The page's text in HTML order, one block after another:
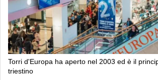
Torri d'Europa ha aperto nel 2003 ed è il
triestino